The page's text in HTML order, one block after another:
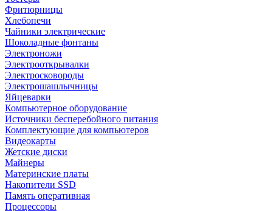
Фритюрницы
Хлебопечи
Чайники электрические
Шоколадные фонтаны
Электроножи
Электрооткрывалки
Электросковороды
Электрошашлычницы
Яйцеварки
Компьютерное оборудование
Источники бесперебойного питания
Комплектующие для компьютеров
Видеокарты
Жетские диски
Майнеры
Материнские платы
Накопители SSD
Память оперативная
Процессоры